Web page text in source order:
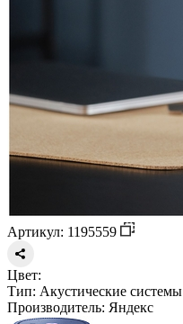
Артикул: 1195559
Цвет:
Тип: Акустические системы
Производитель: Яндекс